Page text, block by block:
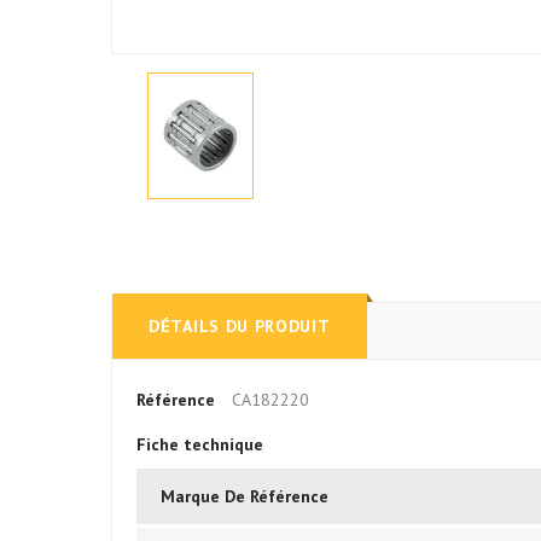
DÉTAILS DU PRODUIT
Référence CA182220
Fiche technique
Marque De Référence